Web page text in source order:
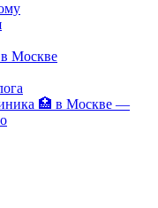
Москве
🏥 в Москве —